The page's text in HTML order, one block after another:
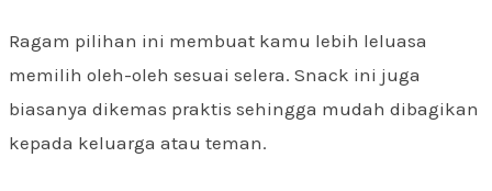
Ragam pilihan ini membuat kamu lebih leluasa
memilih oleh-oleh sesuai selera. Snack ini juga
biasanya dikemas praktis sehingga mudah dibagikan
kepada keluarga atau teman.